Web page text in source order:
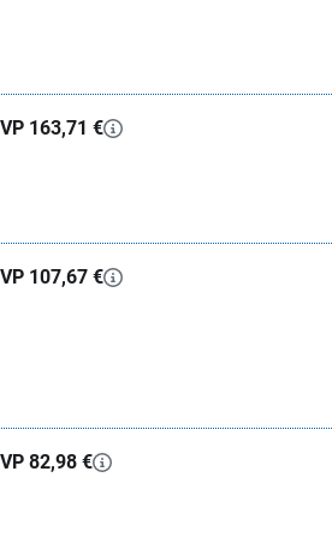
163,71 €
107,67 €
82,98 €